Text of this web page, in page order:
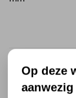
Op deze
aanwezig